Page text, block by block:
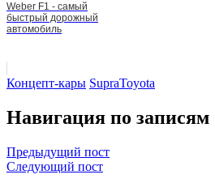
Weber F1 - самый
быстрый дорожный
автомобиль
Концепт-кары SupraToyota
Навигация по записям
Предыдущий пост
Следующий пост